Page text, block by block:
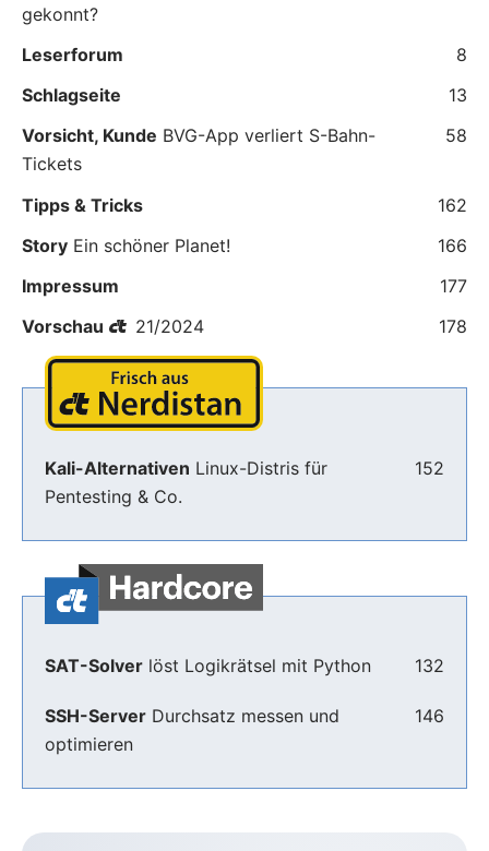
gekonnt?
Leserforum
8
Schlagseite
13
Vorsicht, Kunde BVG-App verliert S-Bahn-
Tickets
58
Tipps & Tricks
162
Story Ein schöner Planet!
166
Impressum
177
Vorschau
21/2024 178
Kali-Alternativen Linux-Distris für
Pentesting & Co.
152
SAT-Solver löst Logikrätsel mit Python 132
SSH-Server Durchsatz messen und
optimieren
146